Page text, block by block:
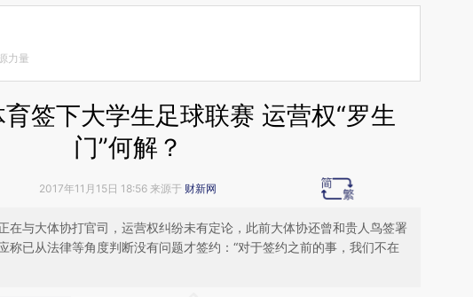
力量
签下大学生足球联赛 运营权“罗生
门”何解？
2017年11月15日 18:56 来源于 财新网
在与大体协打官司，运营权纠纷未有定论，此前大体协还曾和贵人鸟签署
称已从法律等角度判断没有问题才签约：“对于签约之前的事，我们不在